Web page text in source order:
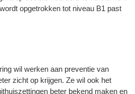
opgetrokken tot niveau B1 past
wil werken aan preventie van
zicht op krijgen. Ze wil ook het
beter bekend maken en